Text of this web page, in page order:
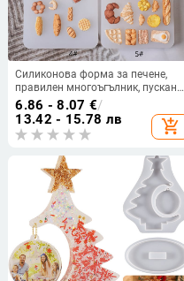
Силиконова форма за печене,
правилен многоъгълник, пускана
през 2023 г., подходяща за торти,
шоколад, тестени изделия, мус и
желе.
6.86 - 8.07 €/
13.42 - 15.78 лв
add_shopping_cart